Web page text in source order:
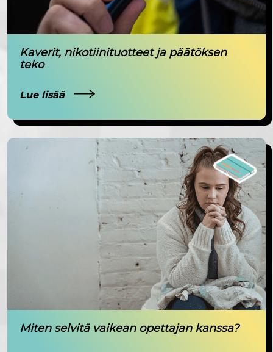
Kaverit, nikotiinituotteet ja päätöksen
teko
Lue lisää
Miten selvitä vaikean opettajan kanssa?